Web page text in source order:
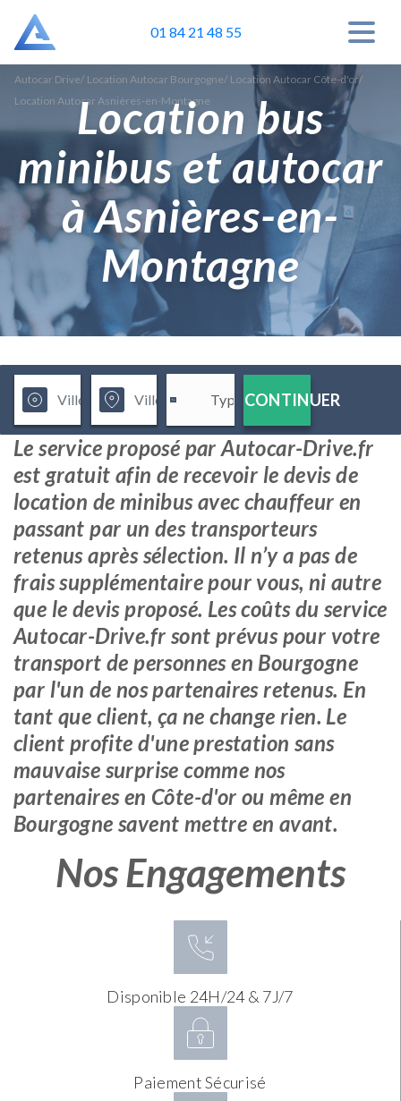
01 84 21 48 55
Autocar Drive/ Location Autocar Bourgogne/ Location Autocar Côte-d'or/
Location Autocar Asnières-en-Montagne
Location bus
minibus et autocar
à Asnières-en-
Montagne
CONTINUER
Le service proposé par Autocar-Drive.fr
est gratuit afin de recevoir le devis de
location de minibus avec chauffeur en
passant par un des transporteurs
retenus après sélection. Il n’y a pas de
frais supplémentaire pour vous, ni autre
que le devis proposé. Les coûts du service
Autocar-Drive.fr sont prévus pour votre
transport de personnes en Bourgogne
par l'un de nos partenaires retenus. En
tant que client, ça ne change rien. Le
client profite d'une prestation sans
mauvaise surprise comme nos
partenaires en Côte-d'or ou même en
Bourgogne savent mettre en avant.
Nos Engagements
Disponible 24H/24 & 7J/7
Paiement Sécurisé